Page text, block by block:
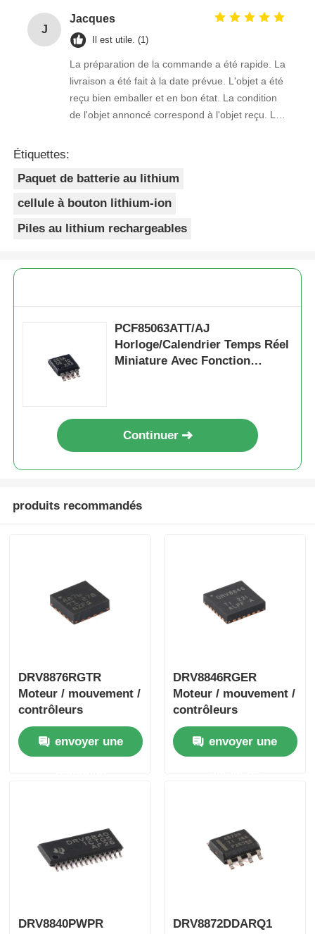
J
Jacques
Il est utile. (1)
La préparation de la commande a été rapide. La
livraison a été fait à la date prévue. L'objet a été
reçu bien emballer et en bon état. La condition
de l'objet annoncé correspond à l'objet reçu. Le
Étiquettes:
Paquet de batterie au lithium
cellule à bouton lithium-ion
Piles au lithium rechargeables
PCF85063ATT/AJ
Horloge/Calendrier Temps Réel
Miniature Avec Fonction
Continuer
produits recommandés
DRV8876RGTR
Moteur / mouvement /
contrôleurs
d'allumage et pilotes
40 V 3,5 A H-bridge
envoyer une
DRV8846RGER
Moteur / mouvement /
contrôleurs
d'allumage et pilotes
1.4A Stpr bipolaire
envoyer une
DRV8840PWPR
DRV8872DDARQ1